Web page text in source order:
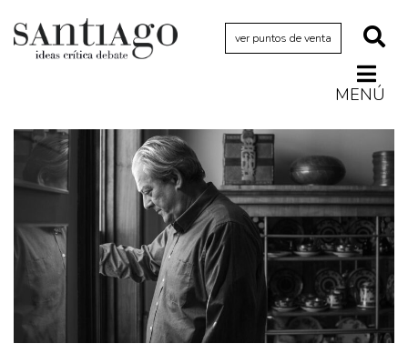
ver puntos de venta
MENÚ
Actualidad
Archivo Cenfoto-UDP
Arquetipos de situación
Artes visuales
Ciencia
Cine y televisión
Ciudad
Cómics